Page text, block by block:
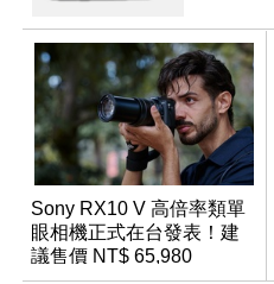
Sony RX10 V 高倍率類單
眼相機正式在台發表！建
議售價 NT$ 65,980